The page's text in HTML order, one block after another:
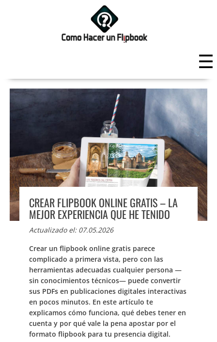
CREAR FLIPBOOK ONLINE GRATIS – LA
MEJOR EXPERIENCIA QUE HE TENIDO
Actualizado el: 07.05.2026
Crear un flipbook online gratis parece
complicado a primera vista, pero con las
herramientas adecuadas cualquier persona —
sin conocimientos técnicos— puede convertir
sus PDFs en publicaciones digitales interactivas
en pocos minutos. En este artículo te
explicamos cómo funciona, qué debes tener en
cuenta y por qué vale la pena apostar por el
formato flipbook para tu presencia digital.